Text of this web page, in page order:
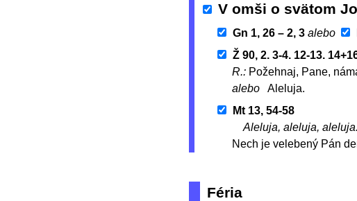
V omši o svätom
Gn 1, 26 – 2, 3 alebo
Ž 90, 2. 3-4. 12-13.
R.: Požehnaj, Pane,
alebo
Aleluja.
Mt 13, 54-58
Aleluja, aleluja, aleluja.
Nech je velebený Pán
Féria